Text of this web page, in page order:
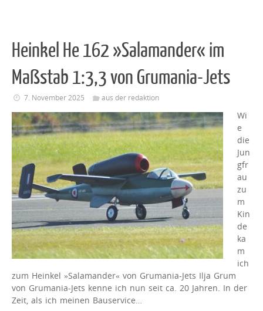
Heinkel He 162 »Salamander« im
Maßstab 1:3,3 von Grumania-Jets
7. November 2025 aus der redaktion
Wi
e
die
Jun
gfr
au
zu
m
Kin
de
ka
m
ich
zum Heinkel »Salamander« von Grumania-Jets Ilja Grum
von Grumania-Jets kenne ich nun seit ca. 20 Jahren. In der
Zeit, als ich meinen Bauservice…